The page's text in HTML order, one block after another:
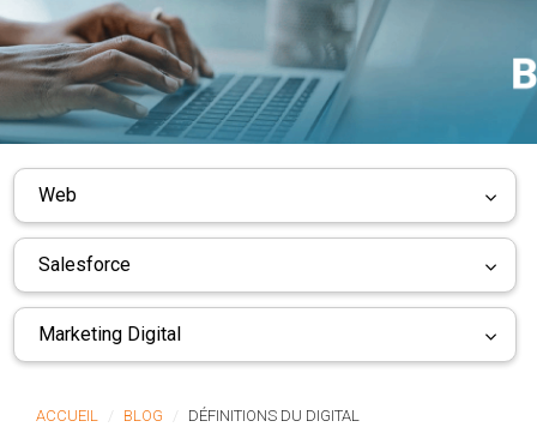
Web
Salesforce
Marketing Digital
ACCUEIL BLOG DÉFINITIONS DU DIGITAL